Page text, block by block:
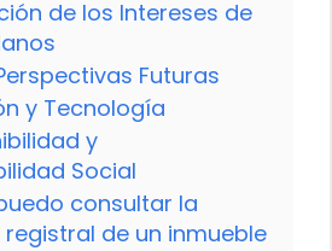
de los Intereses de
Futuras
y Tecnología
y
Social
consultar la
de un inmueble